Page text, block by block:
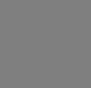
Verhinderung